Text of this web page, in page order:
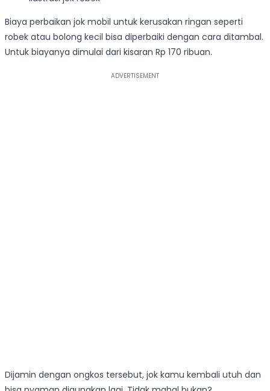
Biaya perbaikan jok mobil untuk kerusakan ringan seperti
robek atau bolong kecil bisa diperbaiki dengan cara ditambal.
Untuk biayanya dimulai dari kisaran Rp 170 ribuan.
Dijamin dengan ongkos tersebut, jok kamu kembali utuh dan